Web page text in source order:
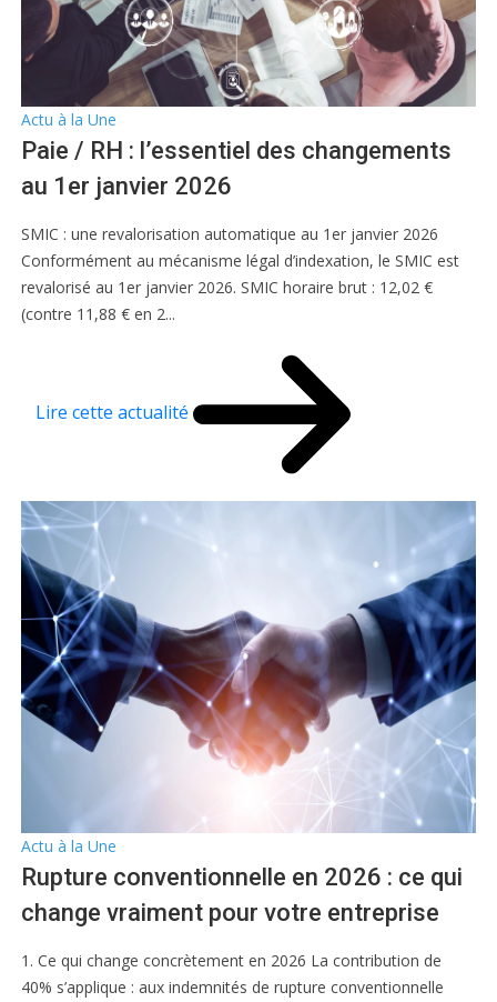
Actu à la Une
Paie / RH : l’essentiel des changements
au 1er janvier 2026
SMIC : une revalorisation automatique au 1er janvier 2026
Conformément au mécanisme légal d’indexation, le SMIC est
revalorisé au 1er janvier 2026. SMIC horaire brut : 12,02 €
(contre 11,88 € en 2...
Lire cette actualité
Actu à la Une
Rupture conventionnelle en 2026 : ce qui
change vraiment pour votre entreprise
1. Ce qui change concrètement en 2026 La contribution de
40% s’applique : aux indemnités de rupture conventionnelle